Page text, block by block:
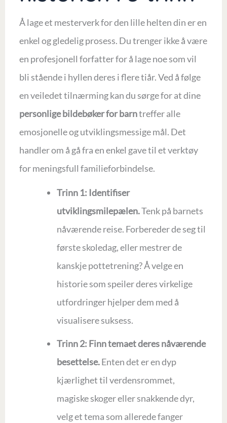
Å lage et mesterverk for den lille helten din er en
enkel og gledelig prosess. Du trenger ikke å være
en profesjonell forfatter for å lage noe som vil
bli stående i hyllen deres i flere tiår. Ved å følge
en veiledet tilnærming kan du sørge for at dine
personlige bildebøker for barntreffer alle
emosjonelle og utviklingsmessige mål. Det
handler om å gå fra en enkel gave til et verktøy
for meningsfull familieforbindelse.
Trinn 1: Identifiser
utviklingsmilepælen.Tenk på barnets
nåværende reise. Forbereder de seg til
første skoledag, eller mestrer de
kanskje pottetrening? Å velge en
historie som speiler deres virkelige
utfordringer hjelper dem med å
visualisere suksess.
Trinn 2: Finn temaet deres nåværende
besettelse.Enten det er en dyp
kjærlighet til verdensrommet,
magiske skoger eller snakkende dyr,
velg et tema som allerede fanger